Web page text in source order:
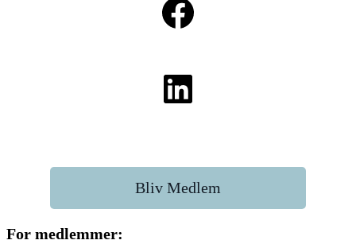
Link til Alderens Muligheder
LinkedIn
Bliv Medlem
For medlemmer: